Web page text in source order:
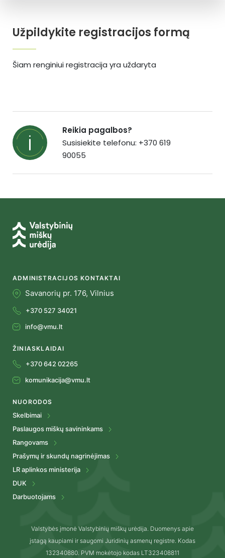
Užpildykite registracijos formą
Šiam renginiui registracija yra uždaryta
Reikia pagalbos?
Susisiekite telefonu: +370 619
90055
ADMINISTRACIJOS KONTAKTAI
Savanorių pr. 176, Vilnius
+370 527 34021
info@vmu.lt
ŽINIASKLAIDAI
+370 642 02265
komunikacija@vmu.lt
NUORODOS
Skelbimai
Paslaugos miškų savininkams
Rangovams
Prašymų ir skundų nagrinėjimas
LR aplinkos ministerija
DUK
Darbuotojams
Valstybės įmonė Valstybinių miškų urėdija. Duomenys apie
įstagą kaupiami ir saugomi Juridinių asmenų registre. Kodas
132340880. PVM mokėtojo kodas LT323408811